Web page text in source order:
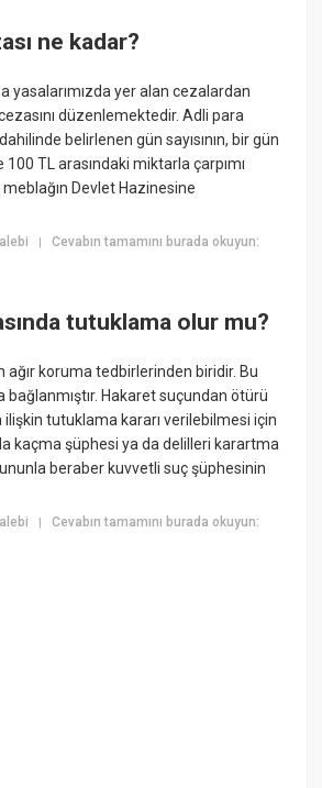
ne kadar?
yasalarımızda yer alan cezalardan
düzenlemektedir. Adli para
belirlenen gün sayısının, bir gün
100 TL arasındaki miktarla çarpımı
Devlet Hazinesine
|Cevabın tamamını burada okuyun:
tutuklama olur mu?
ağır koruma tedbirlerinden biridir. Bu
bağlanmıştır. Hakaret suçundan ötürü
ilişkin tutuklama kararı verilebilmesi için
kaçma şüphesi ya da delilleri karartma
beraber kuvvetli suç şüphesinin
|Cevabın tamamını burada okuyun: